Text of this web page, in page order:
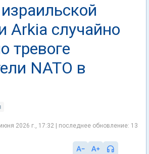
Arkia случайно
тревоге
NATO в
2026 г., 17:32 | последнее обновление: 13